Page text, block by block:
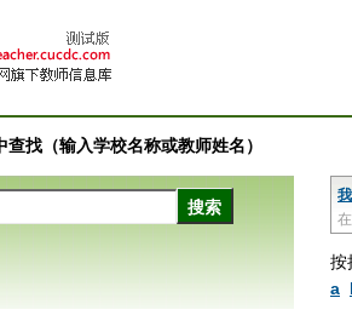
找（输入学校名称或教师姓名）
按
a